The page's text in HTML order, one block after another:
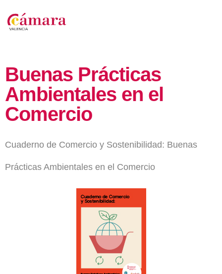
Buenas Prácticas
Ambientales en el
Comercio
Cuaderno de Comercio y Sostenibilidad: Buenas
Prácticas Ambientales en el Comercio